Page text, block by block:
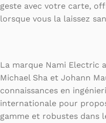
geste avec votre carte,
lorsque vous la laissez
La marque Nami Electric
Michael Sha et Johann
connaissances en
internationale pour
gamme et robustes dans